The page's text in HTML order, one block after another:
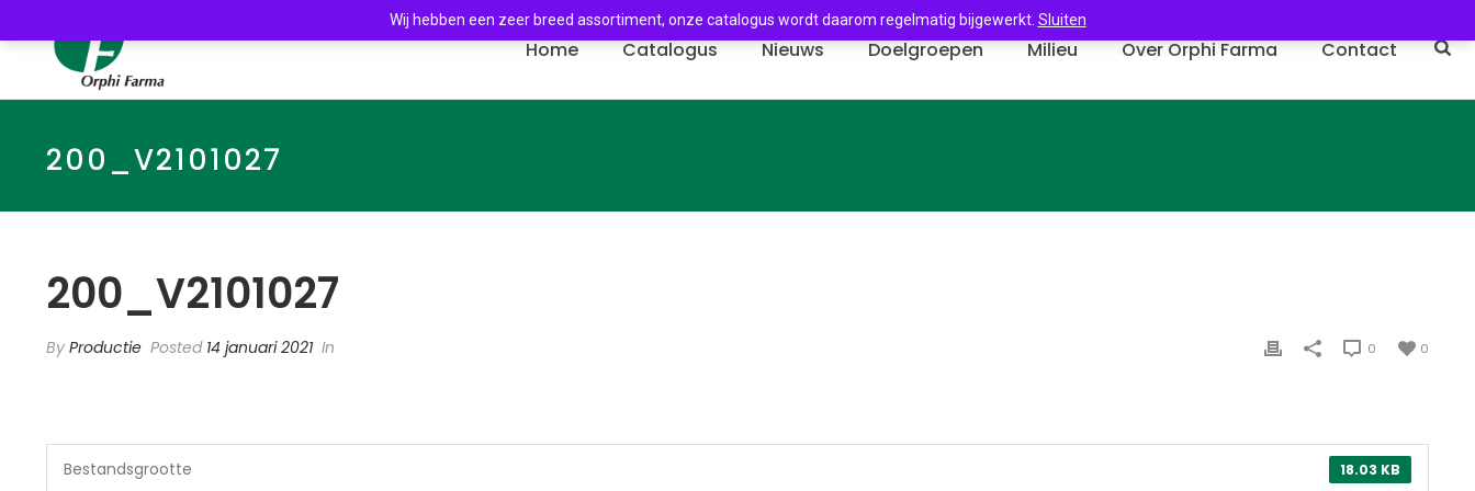
Home Catalogus Nieuws Doelgroepen Milieu Over Orphi Farma Contact
200_V2101027
200_V2101027
By Productie Posted 14 januari 2021 In 0
0
18.03 KB
Bestandsgrootte
Wij hebben een zeer breed assortiment, onze catalogus wordt daarom regelmatig bijgewerkt. Sluiten